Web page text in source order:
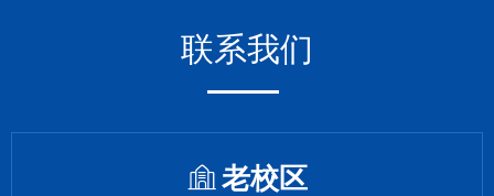
联系我们
老校区